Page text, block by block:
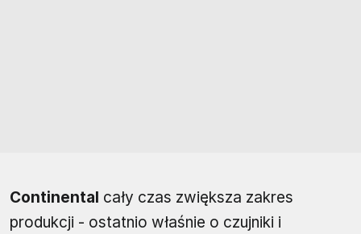
Continental cały czas zwiększa zakres
produkcji - ostatnio właśnie o czujniki i